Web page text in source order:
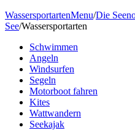
WassersportartenMenu/Die
See/Wassersportarten
Schwimmen
Angeln
Windsurfen
Segeln
Motorboot fahren
Kites
Wattwandern
Seekajak